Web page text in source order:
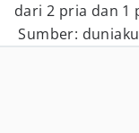
dari 2 pria dan 1
Sumber: